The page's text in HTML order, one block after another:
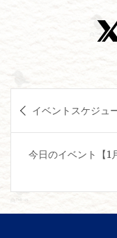
稿
ゲ
ー
イベントスケジュ
今日のイベント【1